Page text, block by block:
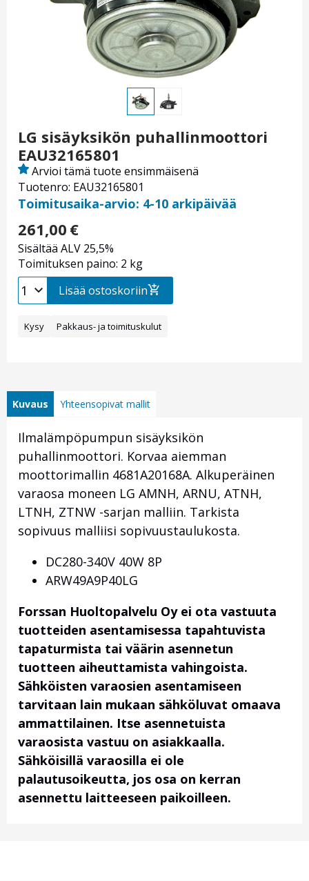
LG sisäyksikön puhallinmoottori
EAU32165801
Tuotenro: EAU32165801
Arvioi tämä tuote ensimmäisenä
Toimitusaika-arvio: 4-10 arkipäivää
261,00 €
Sisältää ALV 25,5%
Toimituksen paino: 2 kg
Lisää ostoskoriin
Kysy Pakkaus- ja toimituskulut
Kuvaus Yhteensopivat mallit
Ilmalämpöpumpun sisäyksikön
puhallinmoottori. Korvaa aiemman
moottorimallin 4681A20168A. Alkuperäinen
varaosa moneen LG AMNH, ARNU, ATNH,
LTNH, ZTNW -sarjan malliin. Tarkista
sopivuus malliisi sopivuustaulukosta.
DC280-340V 40W 8P
ARW49A9P40LG
Forssan Huoltopalvelu Oy ei ota vastuuta
tuotteiden asentamisessa tapahtuvista
tapaturmista tai väärin asennetun
tuotteen aiheuttamista vahingoista.
Sähköisten varaosien asentamiseen
tarvitaan lain mukaan sähköluvat omaava
ammattilainen. Itse asennetuista
varaosista vastuu on asiakkaalla.
Sähköisillä varaosilla ei ole
palautusoikeutta, jos osa on kerran
asennettu laitteeseen paikoilleen.